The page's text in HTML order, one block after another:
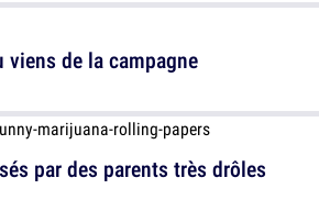
par des parents très drôles
de la campagne